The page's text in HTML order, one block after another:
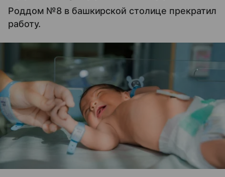
Роддом №8 в башкирской столице прекратил
работу.